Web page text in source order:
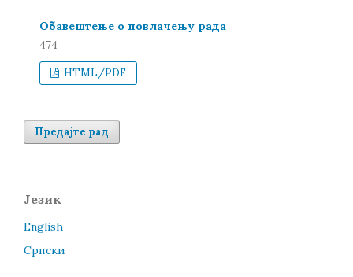
Обавештење о повлачењу рада
474
HTML/PDF
Предајте рад
Језик
English
Cрпски